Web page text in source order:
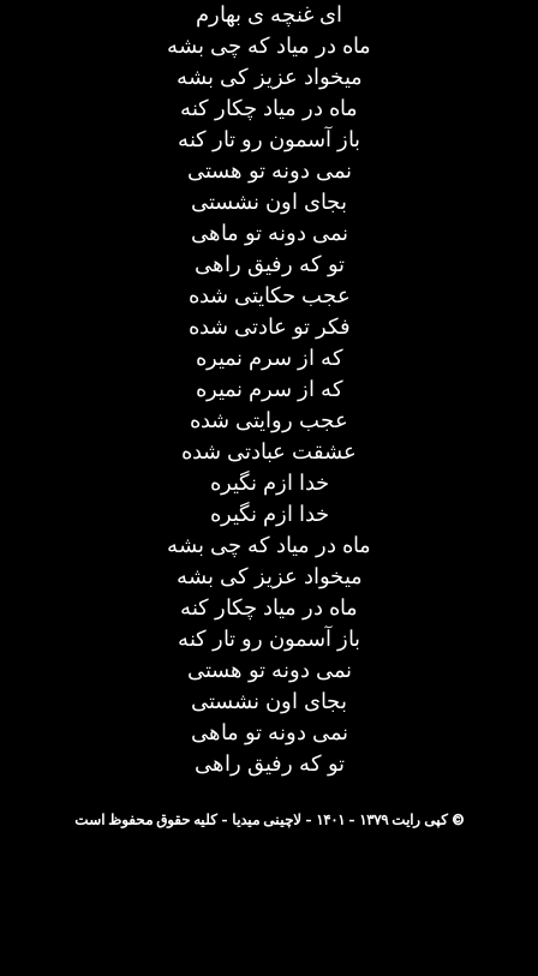
ای غنچه ی بهارم
ماه در میاد که چی بشه
میخواد عزیز کی بشه
ماه در میاد چکار کنه
باز آسمون رو تار کنه
نمی دونه تو هستی
بجای اون نشستی
نمی دونه تو ماهی
تو که رفیق راهی
عجب حکایتی شده
فکر تو عادتی شده
که از سرم نمیره
که از سرم نمیره
عجب روایتی شده
عشقت عبادتی شده
خدا ازم نگیره
خدا ازم نگیره
ماه در میاد که چی بشه
میخواد عزیز کی بشه
ماه در میاد چکار کنه
باز آسمون رو تار کنه
نمی دونه تو هستی
بجای اون نشستی
نمی دونه تو ماهی
تو که رفیق راهی
© کپی رایت ۱۳۷۹ - ۱۴۰۱ - لاچینی میدیا - کلیه حقوق محفوظ است